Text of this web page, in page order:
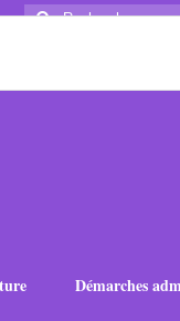
Rechercher
Démarches